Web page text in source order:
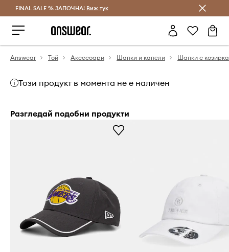
Спестявай с Answear Club
FINAL SALE % ЗАПОЧНА! Виж тук
Answear Той Аксесоари Шапки и капели Шапки с козирка
Този продукт в момента не е наличен
Разгледай подобни продукти